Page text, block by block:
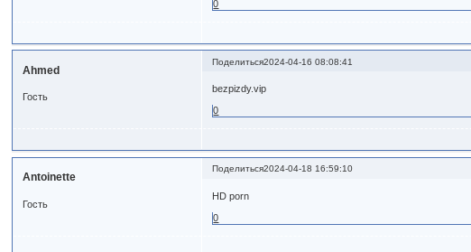
0
Поделиться2024-04-16 08:08:41
Ahmed
Гость
bezpizdy.vip
0
Поделиться2024-04-18 16:59:10
Antoinette
Гость
HD porn
0